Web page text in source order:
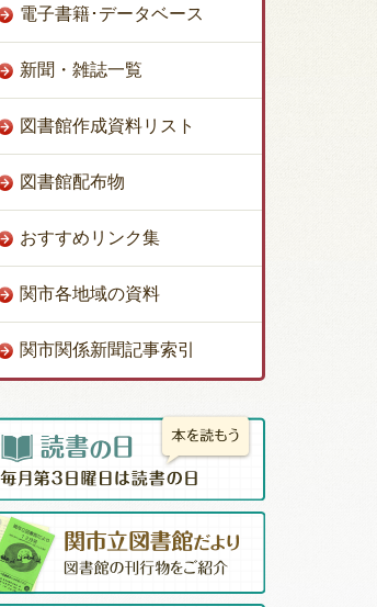
電子書籍･データベース
新聞・雑誌一覧
図書館作成資料リスト
図書館配布物
おすすめリンク集
関市各地域の資料
関市関係新聞記事索引